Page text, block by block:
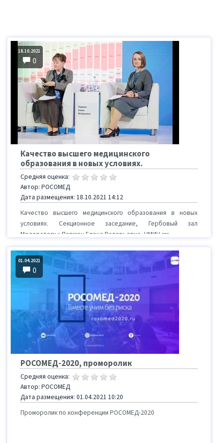
18.10.2021
0
Качество высшего медицинского
образования в новых условиях.
Средняя оценка:
Автор: РОСОМЕД
Дата размещения: 18.10.2021 14:12
Качество высшего медицинского образования в новых
условиях. Секционное заседание, Гербовый зал
Модераторы: Пармон Елена Валерьевна, НМИЦ им. ...
01.04.2021
0
РОСОМЕД-2020, проморолик
Средняя оценка:
Автор: РОСОМЕД
Дата размещения: 01.04.2021 10:20
Проморолик по конференции РОСОМЕД-2020